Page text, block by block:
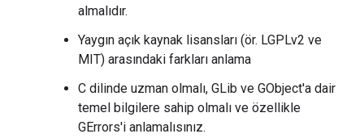
almalıdır.
Yaygın açık kaynak lisansları (ör. LGPLv2 ve
MIT) arasındaki farkları anlama
C dilinde uzman olmalı, GLib ve GObject'a dair
temel bilgilere sahip olmalı ve özellikle
GErrors'i anlamalısınız.